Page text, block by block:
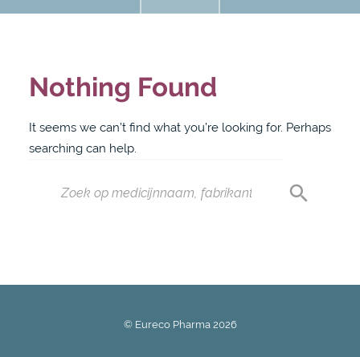
Nothing Found
It seems we can’t find what you’re looking for. Perhaps
searching can help.
© Eureco Pharma 2026